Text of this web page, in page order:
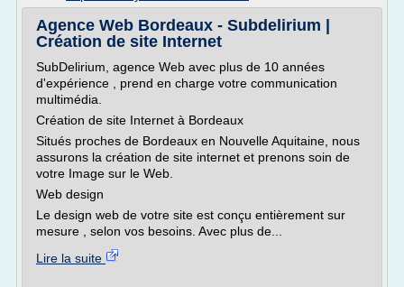
Agence Web Bordeaux - Subdelirium |
Création de site Internet
SubDelirium, agence Web avec plus de 10 années
d'expérience , prend en charge votre communication
multimédia.
Création de site Internet à Bordeaux
Situés proches de Bordeaux en Nouvelle Aquitaine, nous
assurons la création de site internet et prenons soin de
votre Image sur le Web.
Web design
Le design web de votre site est conçu entièrement sur
mesure , selon vos besoins. Avec plus de...
Lire la suite